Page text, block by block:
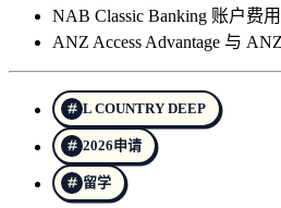
NAB Classic Banking 账户费
ANZ Access Advantage 与
L COUNTRY DEEP
2026申请
留学